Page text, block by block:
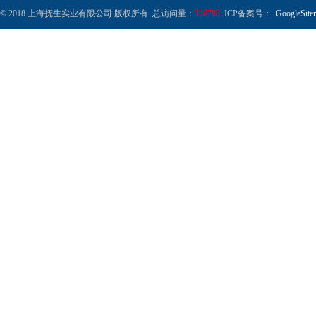
© 2018 上海抚生实业有限公司 版权所有 总访问量： 326780 ICP备案号：